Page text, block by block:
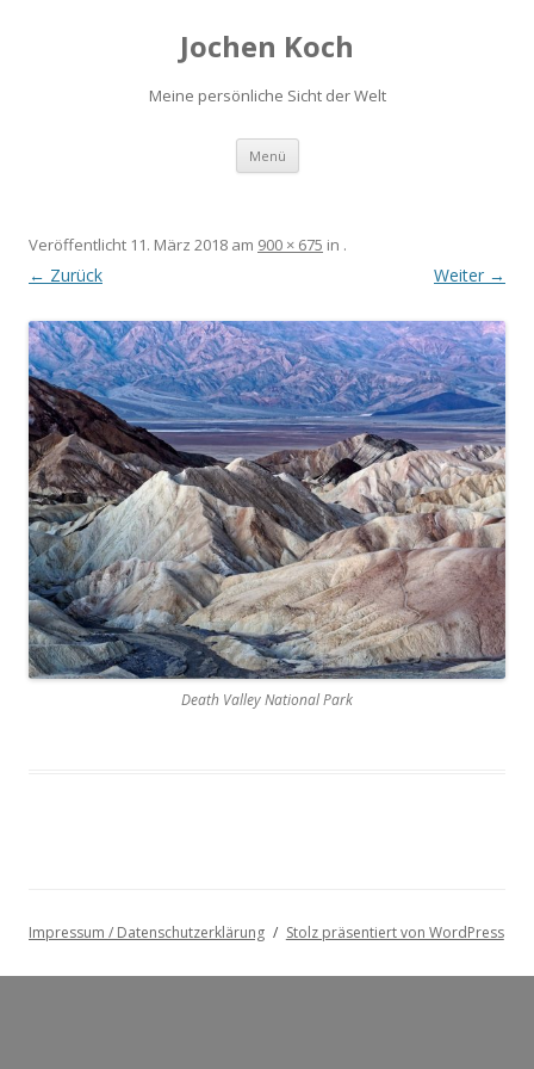
Jochen Koch
Meine persönliche Sicht der Welt
Menü Zum
springen
Veröffentlicht 11. März 2018 am 900 × 675 in .
← Zurück Weiter →
Death Valley National Park
Impressum / Datenschutzerklärung Stolz präsentiert von WordPress